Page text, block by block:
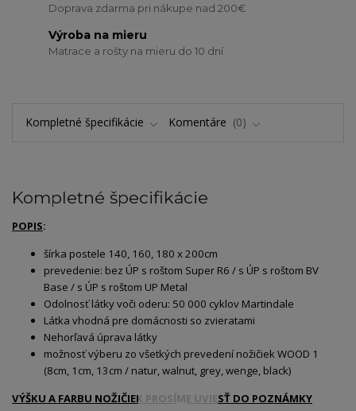
Doprava zdarma pri nákupe nad 200€
Výroba na mieru
Matrace a rošty na mieru do 10 dní
Kompletné špecifikácie Komentáre 0
Kompletné špecifikácie
POPIS:
šírka postele 140, 160, 180 x 200cm
prevedenie: bez ÚP s roštom Super R6 / s ÚP s roštom BV
Base / s ÚP s roštom UP Metal
Odolnosť látky voči oderu: 50 000 cyklov Martindale
Látka vhodná pre domácnosti so zvieratami
Nehorľavá úprava látky
možnosť výberu zo všetkých prevedení nožičiek WOOD 1
(8cm, 1cm, 13cm / natur, walnut, grey, wenge, black)
VÝŠKU A FARBU NOŽIČIEK PROSÍME UVIESŤ DO POZNÁMKY